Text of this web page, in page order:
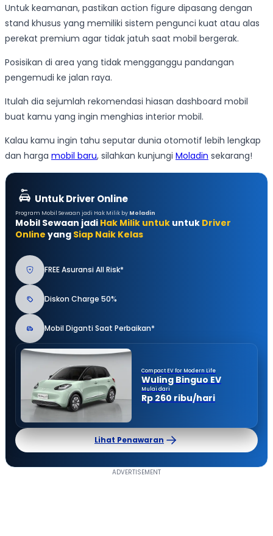
Untuk keamanan, pastikan action figure dipasang dengan
stand khusus yang memiliki sistem pengunci kuat atau alas
perekat premium agar tidak jatuh saat mobil bergerak.
Posisikan di area yang tidak mengganggu pandangan
pengemudi ke jalan raya.
Itulah dia sejumlah rekomendasi hiasan dashboard mobil
buat kamu yang ingin menghias interior mobil.
Kalau kamu ingin tahu seputar dunia otomotif lebih lengkap
dan harga mobil baru, silahkan kunjungi Moladin sekarang!
Untuk Driver Online
Program Mobil Sewaan jadi Hak Milik by Moladin
Mobil Sewaan jadi Hak Milik untuk untuk Driver
Online yang Siap Naik Kelas
FREE Asuransi All Risk*
Diskon Charge 50%
Mobil Diganti Saat Perbaikan*
Compact EV for Modern Life
Wuling Binguo EV
Mulai dari
Rp 260 ribu/hari
Lihat Penawaran